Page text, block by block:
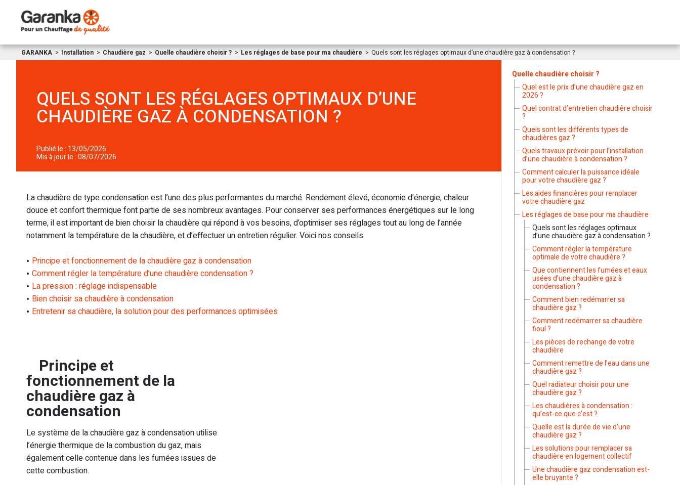
GARANKA Installation Chaudière gaz Quelle chaudière choisir ? Les réglages de base pour ma chaudière Quels sont les réglages optimaux d’une chaudière gaz à condensation ?
QUELS SONT LES RÉGLAGES OPTIMAUX D’UNE
CHAUDIÈRE GAZ À CONDENSATION ?
Publié le : 13/05/2026
Mis à jour le : 08/07/2026
La chaudière de type condensation est l’une des plus performantes du marché. Rendement élevé, économie d’énergie, chaleur
douce et confort thermique font partie de ses nombreux avantages. Pour conserver ses performances énergétiques sur le long
terme, il est important de bien choisir la chaudière qui répond à vos besoins, d’optimiser ses réglages tout au long de l’année
notamment la température de la chaudière, et d’effectuer un entretien régulier. Voici nos conseils.
Principe et fonctionnement de la chaudière gaz à condensation
Comment régler la température d’une chaudière condensation ?
La pression : réglage indispensable
Bien choisir sa chaudière à condensation
Entretenir sa chaudière, la solution pour des performances optimisées
Principe et
fonctionnement de la
chaudière gaz à
condensation
Le système de la chaudière gaz à condensation utilise
l’énergie thermique de la combustion du gaz, mais
également celle contenue dans les fumées issues de
cette combustion.
Quelle chaudière choisir ?
Quel est le prix d’une chaudière gaz en
2026 ?
Quel contrat d’entretien chaudière choisir
?
Quels sont les différents types de
chaudières gaz ?
Quels travaux prévoir pour l’installation
d’une chaudière à condensation ?
Comment calculer la puissance idéale
pour votre chaudière gaz ?
Les aides financières pour remplacer
votre chaudière gaz
Les réglages de base pour ma chaudière
Quels sont les réglages optimaux
d’une chaudière gaz à condensation ?
Comment régler la température
optimale de votre chaudière ?
Que contiennent les fumées et eaux
usées d’une chaudière gaz à
condensation ?
Comment bien redémarrer sa
chaudière gaz ?
Comment redémarrer sa chaudière
fioul ?
Les pièces de rechange de votre
chaudière
Comment remettre de l’eau dans une
chaudière gaz ?
Quel radiateur choisir pour une
chaudière gaz ?
Les chaudières à condensation :
qu’est-ce que c’est ?
Quelle est la durée de vie d’une
chaudière gaz ?
Les solutions pour remplacer sa
chaudière en logement collectif
Une chaudière gaz condensation est-
elle bruyante ?